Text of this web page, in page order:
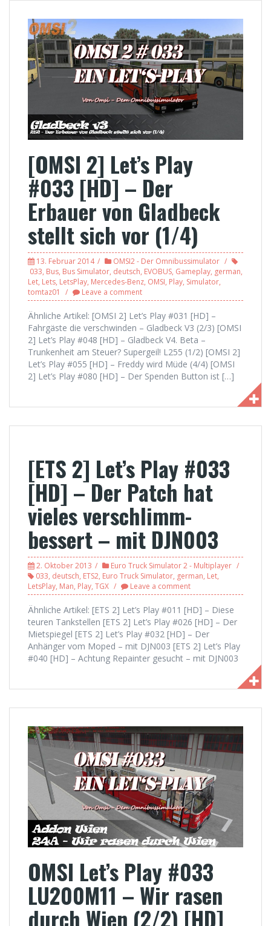
[OMSI 2] Let’s Play
#033 [HD] – Der
Erbauer von Gladbeck
stellt sich vor (1/4)
13. Februar 2014
OMSI2 - Der Omnibussimulator
033, Bus, Bus Simulator, deutsch, EVOBUS, Gameplay, german,
Let, Lets, LetsPlay, Mercedes-Benz, OMSI, Play, Simulator,
tomtaz01
Leave a comment
Ähnliche Artikel: [OMSI 2] Let’s Play #031 [HD] –
Fahrgäste die verschwinden – Gladbeck V3 (2/3) [OMSI
2] Let’s Play #048 [HD] – Gladbeck V4. Beta –
Trunkenheit am Steuer? Supergeil! L255 (1/2) [OMSI 2]
Let’s Play #055 [HD] – Freddy wird Müde (4/4) [OMSI
2] Let’s Play #080 [HD] – Der Spenden Button ist […]
[ETS 2] Let’s Play #033
[HD] – Der Patch hat
vieles verschlimm-
bessert – mit DJN003
2. Oktober 2013
Euro Truck Simulator 2 - Multiplayer
033, deutsch, ETS2, Euro Truck Simulator, german, Let,
LetsPlay, Man, Play, TGX Leave a comment
Ähnliche Artikel: [ETS 2] Let’s Play #011 [HD] – Diese
teuren Tankstellen [ETS 2] Let’s Play #026 [HD] – Der
Mietspiegel [ETS 2] Let’s Play #032 [HD] – Der
Anhänger vom Moped – mit DJN003 [ETS 2] Let’s Play
#040 [HD] – Achtung Repainter gesucht – mit DJN003
OMSI Let’s Play #033
LU200M11 – Wir rasen
durch Wien (2/2) [HD]